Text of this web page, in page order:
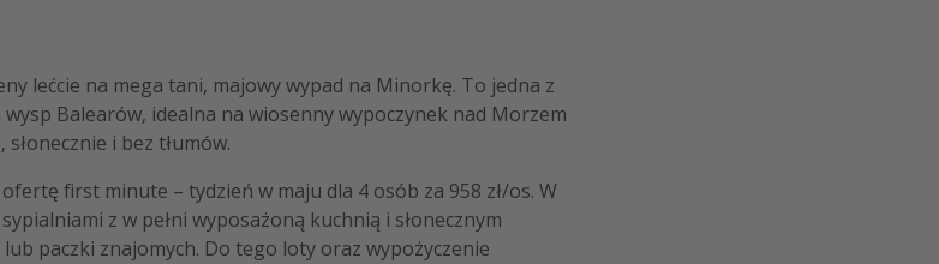
lećcie na mega tani, majowy wypad na Minorkę. To jedna z
Balearów, idealna na wiosenny wypoczynek nad Morzem
i bez tłumów.
first minute – tydzień w maju dla 4 osób za 958 zł/os. W
z w pełni wyposażoną kuchnią i słonecznym
paczki znajomych. Do tego loty oraz wypożyczenie